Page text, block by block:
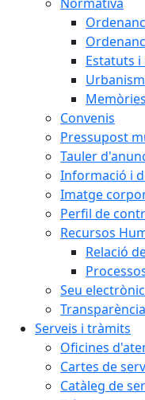
Estatuts
Convenis
Pressupost
Tauler
Informació i
Imatge
Perfil de
Recursos
Relació
Seu
Serveis i tràmits
Oficines
Cartes de
Catàleg de